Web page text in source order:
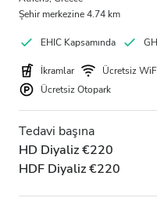
Şehir merkezine 4.74 km
EHIC Kapsamında
İkramlar Ücretsiz
Ücretsiz Otopark
Tedavi başına
HD Diyaliz €220
HDF Diyaliz €220